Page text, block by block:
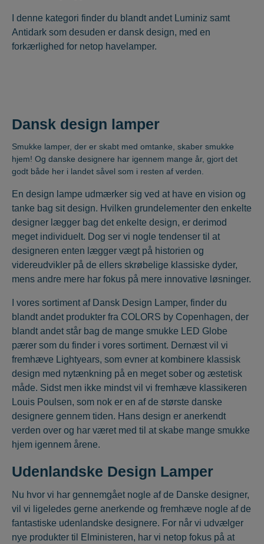
I denne kategori finder du blandt andet Luminiz samt
Antidark som desuden er dansk design, med en
forkærlighed for netop havelamper.
Dansk design lamper
Smukke lamper, der er skabt med omtanke, skaber smukke
hjem! Og danske designere har igennem mange år, gjort det
godt både her i landet såvel som i resten af verden.
En design lampe udmærker sig ved at have en vision og
tanke bag sit design. Hvilken grundelementer den enkelte
designer lægger bag det enkelte design, er derimod
meget individuelt. Dog ser vi nogle tendenser til at
designeren enten lægger vægt på historien og
videreudvikler på de ellers skrøbelige klassiske dyder,
mens andre mere har fokus på mere innovative løsninger.
I vores sortiment af Dansk Design Lamper, finder du
blandt andet produkter fra COLORS by Copenhagen, der
blandt andet står bag de mange smukke LED Globe
pærer som du finder i vores sortiment. Dernæst vil vi
fremhæve Lightyears, som evner at kombinere klassisk
design med nytænkning på en meget sober og æstetisk
måde. Sidst men ikke mindst vil vi fremhæve klassikeren
Louis Poulsen, som nok er en af de største danske
designere gennem tiden. Hans design er anerkendt
verden over og har været med til at skabe mange smukke
hjem igennem årene.
Udenlandske Design Lamper
Nu hvor vi har gennemgået nogle af de Danske designer,
vil vi ligeledes gerne anerkende og fremhæve nogle af de
fantastiske udenlandske designere. For når vi udvælger
nye produkter til Elministeren, har vi netop fokus på at